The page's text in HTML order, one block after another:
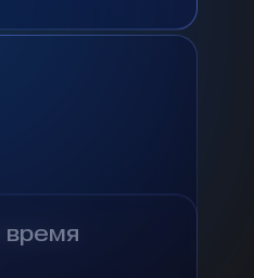
время